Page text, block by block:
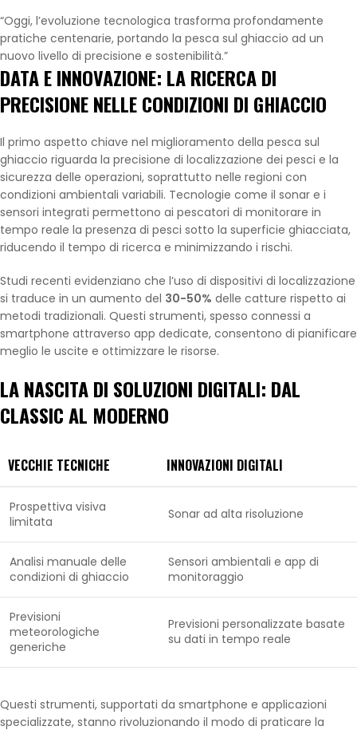
“Oggi, l’evoluzione tecnologica trasforma profondamente
pratiche centenarie, portando la pesca sul ghiaccio ad un
nuovo livello di precisione e sostenibilità.”
DATA E INNOVAZIONE: LA RICERCA DI
PRECISIONE NELLE CONDIZIONI DI GHIACCIO
Il primo aspetto chiave nel miglioramento della pesca sul
ghiaccio riguarda la precisione di localizzazione dei pesci e la
sicurezza delle operazioni, soprattutto nelle regioni con
condizioni ambientali variabili. Tecnologie come il sonar e i
sensori integrati permettono ai pescatori di monitorare in
tempo reale la presenza di pesci sotto la superficie ghiacciata,
riducendo il tempo di ricerca e minimizzando i rischi.
Studi recenti evidenziano che l’uso di dispositivi di localizzazione
si traduce in un aumento del 30-50% delle catture rispetto ai
metodi tradizionali. Questi strumenti, spesso connessi a
smartphone attraverso app dedicate, consentono di pianificare
meglio le uscite e ottimizzare le risorse.
LA NASCITA DI SOLUZIONI DIGITALI: DAL
CLASSIC AL MODERNO
VECCHIE TECNICHE INNOVAZIONI DIGITALI
Prospettiva visiva
limitata
Sonar ad alta risoluzione
Analisi manuale delle
condizioni di ghiaccio
Sensori ambientali e app di
monitoraggio
Previsioni
meteorologiche
generiche
Previsioni personalizzate basate
su dati in tempo reale
Questi strumenti, supportati da smartphone e applicazioni
specializzate, stanno rivoluzionando il modo di praticare la